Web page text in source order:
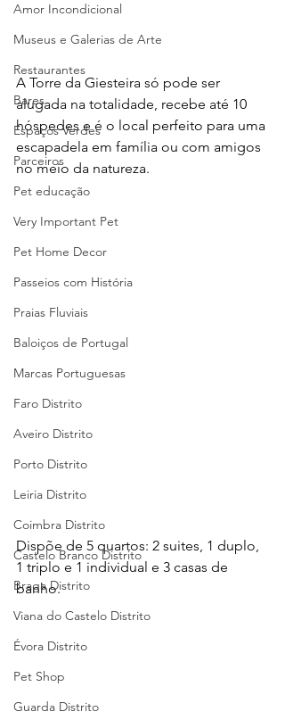
Amor Incondicional
Museus e Galerias de Arte
Restaurantes
Bares
Espaços Verdes
Parceiros
Pet educação
Very Important Pet
Pet Home Decor
Passeios com História
Praias Fluviais
Baloiços de Portugal
Marcas Portuguesas
Faro Distrito
Aveiro Distrito
Porto Distrito
Leiria Distrito
Coimbra Distrito
Castelo Branco Distrito
Braga Distrito
Viana do Castelo Distrito
Évora Distrito
Pet Shop
Guarda Distrito
A Torre da Giesteira só pode ser
alugada na totalidade, recebe até 10
hóspedes e é o local perfeito para uma
escapadela em família ou com amigos
no meio da natureza.
Dispõe de 5 quartos: 2 suites, 1 duplo,
1 triplo e 1 individual e 3 casas de
banho.